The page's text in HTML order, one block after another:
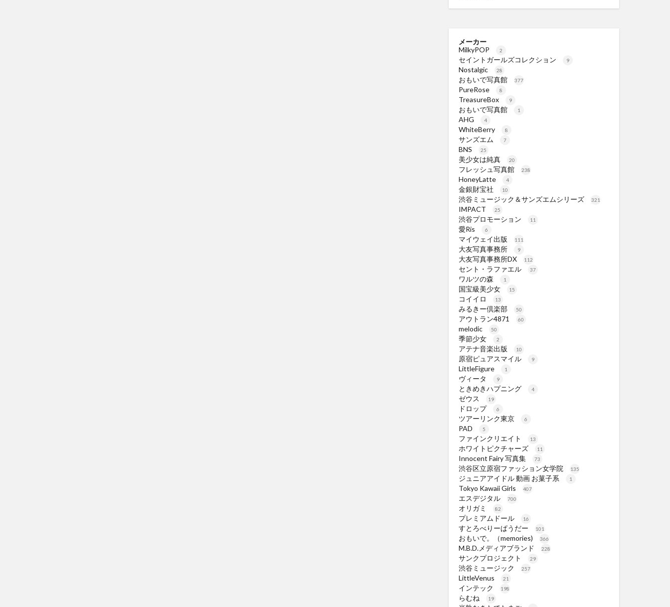
メーカー
MilkyPOP
2
セイントガールズコレクション 9
Nostalgic 28
おもいで写真館 377
PureRose 8
TreasureBox 9
おもいで写真館 1
AHG 4
WhiteBerry 8
サンズエム 7
BNS 25
美少女は純真 20
フレッシュ写真館 238
HoneyLatte 4
金銀財宝社 10
渋谷ミュージック＆サンズエムシリーズ 321
IMPACT 25
渋谷プロモーション 11
愛Ris 6
マイウェイ出版 111
大友写真事務所 9
大友写真事務所DX 112
セント・ラファエル 37
ワルツの森 1
国宝級美少女 15
コイイロ 13
みるきー倶楽部 50
アウトラン4871 60
melodic 50
季節少女 2
アテナ音楽出版 10
原宿ピュアスマイル 9
LittleFigure 1
ヴィータ 9
ときめきハプニング 4
ゼウス 19
ドロップ 6
ツアーリンク東京 6
PAD 5
ファインクリエイト 13
ホワイトピクチャーズ 11
Innocent Fairy 写真集 73
渋谷区立原宿ファッション女学院 135
ジュニアアイドル 動画 お菓子系 1
Tokyo Kawaii Girls 407
エスデジタル 700
オリガミ 82
プレミアムドール 16
すとろべりーぱうだー 101
おもいで。（memories) 366
M.B.D.メディアブランド 228
サンクプロジェクト 29
渋谷ミュージック 257
LittleVenus 21
インテック 198
らむね 19